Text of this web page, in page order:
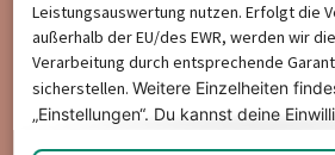
Gutscheine & tolle Gewinne
Attraktive Mietwagen-
Leistungsauswertung nutzen. Erfolgt die
außerhalb der EU/des EWR, werden wir
Verarbeitung durch entsprechende
sicherstellen.Weitere Einzelheiten
„Einstellungen“. Du kannst deine